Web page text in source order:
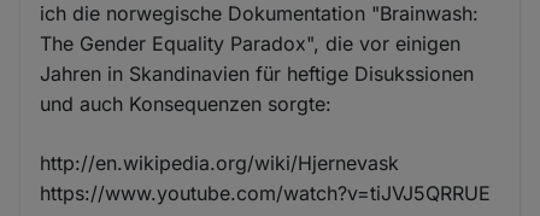
ich die norwegische Dokumentation "Brainwash:
The Gender Equality Paradox", die vor einigen
Jahren in Skandinavien für heftige Disukssionen
und auch Konsequenzen sorgte:
http://en.wikipedia.org/wiki/Hjernevask
https://www.youtube.com/watch?v=tiJVJ5QRRUE